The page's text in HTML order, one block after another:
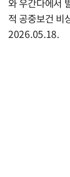
와 우간다에서
적 공중보건 비
2026.05.18.